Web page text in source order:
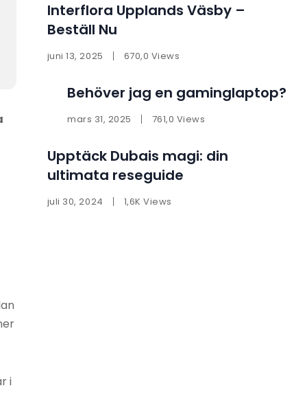
i
Interflora Upplands Väsby –
Beställ Nu
juni 13, 2025 670,0 Views
Behöver jag en gaminglaptop?
mars 31, 2025 761,0 Views
Upptäck Dubais magi: din
ultimata reseguide
juli 30, 2024 1,6K Views